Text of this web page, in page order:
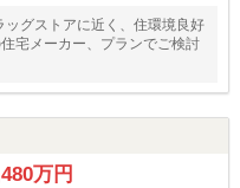
グストアに近く、住環境良好
宅メーカー、プランでご検討
万円